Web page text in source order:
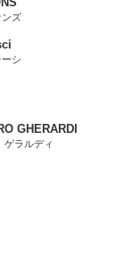
ンズ
シ
GHERARDI
ゲラルディ